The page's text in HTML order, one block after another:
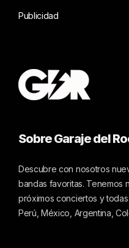
Publicidad
Sobre Garaje del
Descubre con nosotros
bandas favoritas. Tenemos
próximos conciertos y
Perú, México, Argentina,